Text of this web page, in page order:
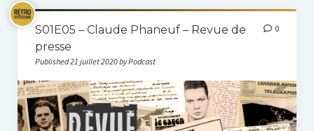
S01E05 – Claude Phaneuf – Revue de
presse
Published 21 juillet 2020 by Podcast
0